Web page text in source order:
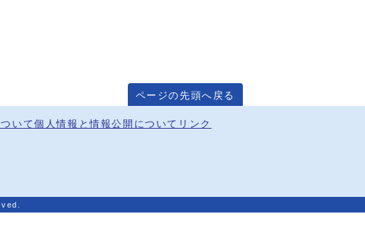
ページの先頭へ戻る
いて個人情報と情報公開について リンク